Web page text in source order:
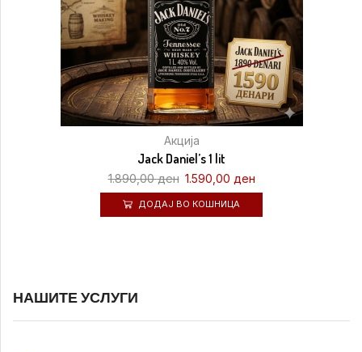
Акција
Jack Daniel’s 1 lit
1.890,00ден 1.590,00 ден
ДОДАЈ ВО КОШНИЦА
НАШИТЕ УСЛУГИ